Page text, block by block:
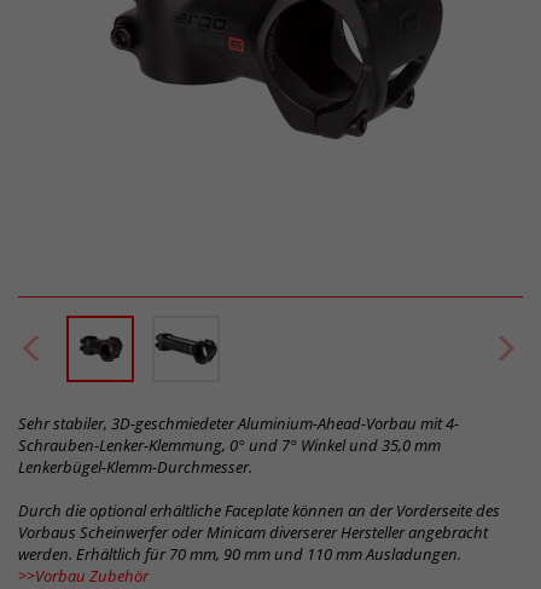
Sehr stabiler, 3D-geschmiedeter Aluminium-Ahead-Vorbau mit 4-
Schrauben-Lenker-Klemmung, 0° und 7° Winkel und 35,0 mm
Lenkerbügel-Klemm-Durchmesser.
Durch die optional erhältliche Faceplate können an der Vorderseite des
Vorbaus Scheinwerfer oder Minicam diverserer Hersteller angebracht
werden. Erhältlich für 70 mm, 90 mm und 110 mm Ausladungen.
>>Vorbau Zubehör